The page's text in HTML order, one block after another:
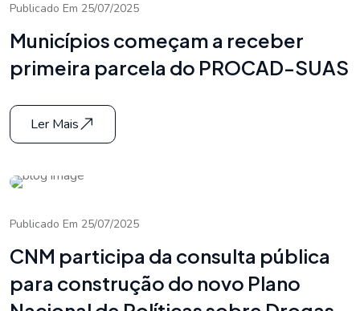
Publicado Em 25/07/2025
Municípios começam a receber
primeira parcela do PROCAD-SUAS
Ler Mais
Publicado Em 25/07/2025
CNM participa da consulta pública
para construção do novo Plano